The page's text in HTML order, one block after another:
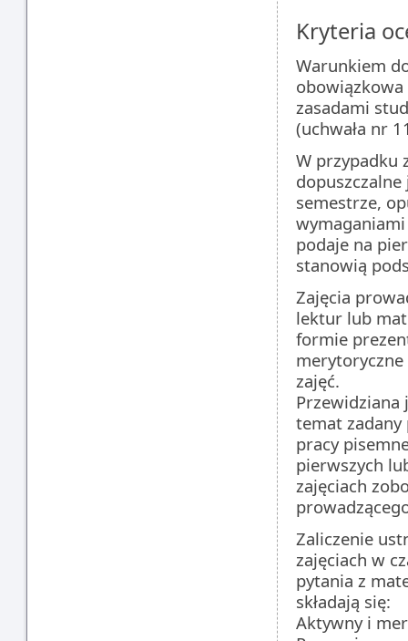
Kryteria
Warunkiem
obowiązkowa
zasadami
(uchwała nr
W przypadku
semestrze,
podaje na
stanowią
Zajęcia
lektur lub
formie
zajęć.
Przewidziana
temat zadany
pracy
pierwszych
zajęciach
Zaliczenie
zajęciach w
pytania z
składają się:
Aktywny i